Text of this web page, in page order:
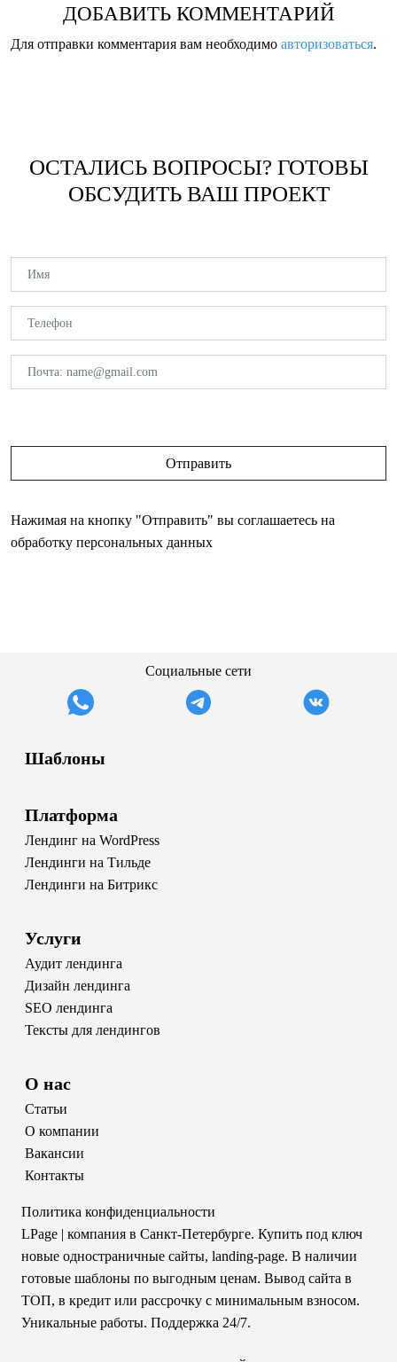
ДОБАВИТЬ КОММЕНТАРИЙ
Для отправки комментария вам необходимо авторизоваться.
ОСТАЛИСЬ ВОПРОСЫ? ГОТОВЫ
ОБСУДИТЬ ВАШ ПРОЕКТ
Нажимая на кнопку "Отправить" вы соглашаетесь на
обработку персональных данных
Социальные сети
Шаблоны
Платформа
Лендинг на WordPress
Лендинги на Тильде
Лендинги на Битрикс
Услуги
Аудит лендинга
Дизайн лендинга
SEO лендинга
Тексты для лендингов
О нас
Статьи
О компании
Вакансии
Контакты
Политика конфиденциальности
LPage | компания в Санкт-Петербурге. Купить под ключ
новые одностраничные сайты, landing-page. В наличии
готовые шаблоны по выгодным ценам. Вывод сайта в
ТОП, в кредит или рассрочку с минимальным взносом.
Уникальные работы. Поддержка 24/7.